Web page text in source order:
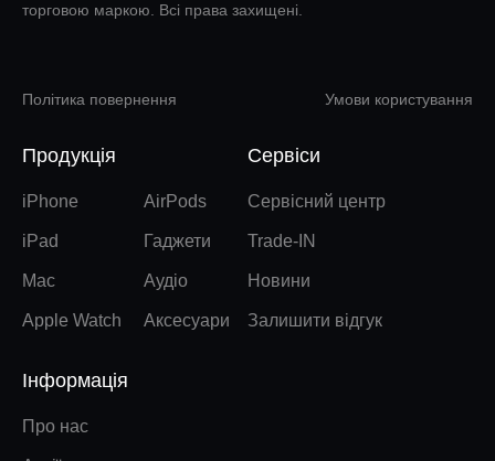
торговою маркою. Всі права захищені.
Політика повернення Умови користування
Продукція
iPhone
iPad
Mac
Apple Watch
AirPods
Гаджети
Аудіо
Аксесуари
Сервіси
Сервісний центр
Trade-IN
Новини
Залишити відгук
Інформація
Про нас